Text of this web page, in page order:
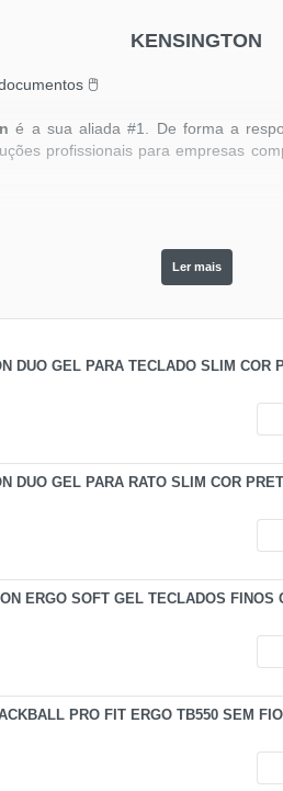
KENSINGTON
🖱
é a sua aliada #1. De forma a
profissionais para empresas
Ler mais
DUO GEL PARA TECLADO SLIM COR
DUO GEL PARA RATO SLIM COR
ERGO SOFT GEL TECLADOS FINOS
PRO FIT ERGO TB550 SEM